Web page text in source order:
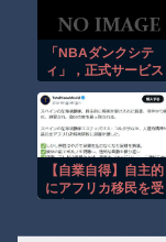
「NBAダンクシテ
ィ」，正式サービス
パースターが登場す
る「3vs3ストリート
バスケットボールゲ
ーム」
【自業自得】自主的
にアフリカ移民を受